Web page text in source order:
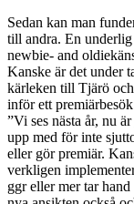
Sedan kan man
till andra. En underlig
newbie- and
Kanske är det under
kärleken till Tjärö
inför ett
”Vi ses nästa år, nu
upp med för inte
eller gör premiär.
verkligen
ggr eller mer tar